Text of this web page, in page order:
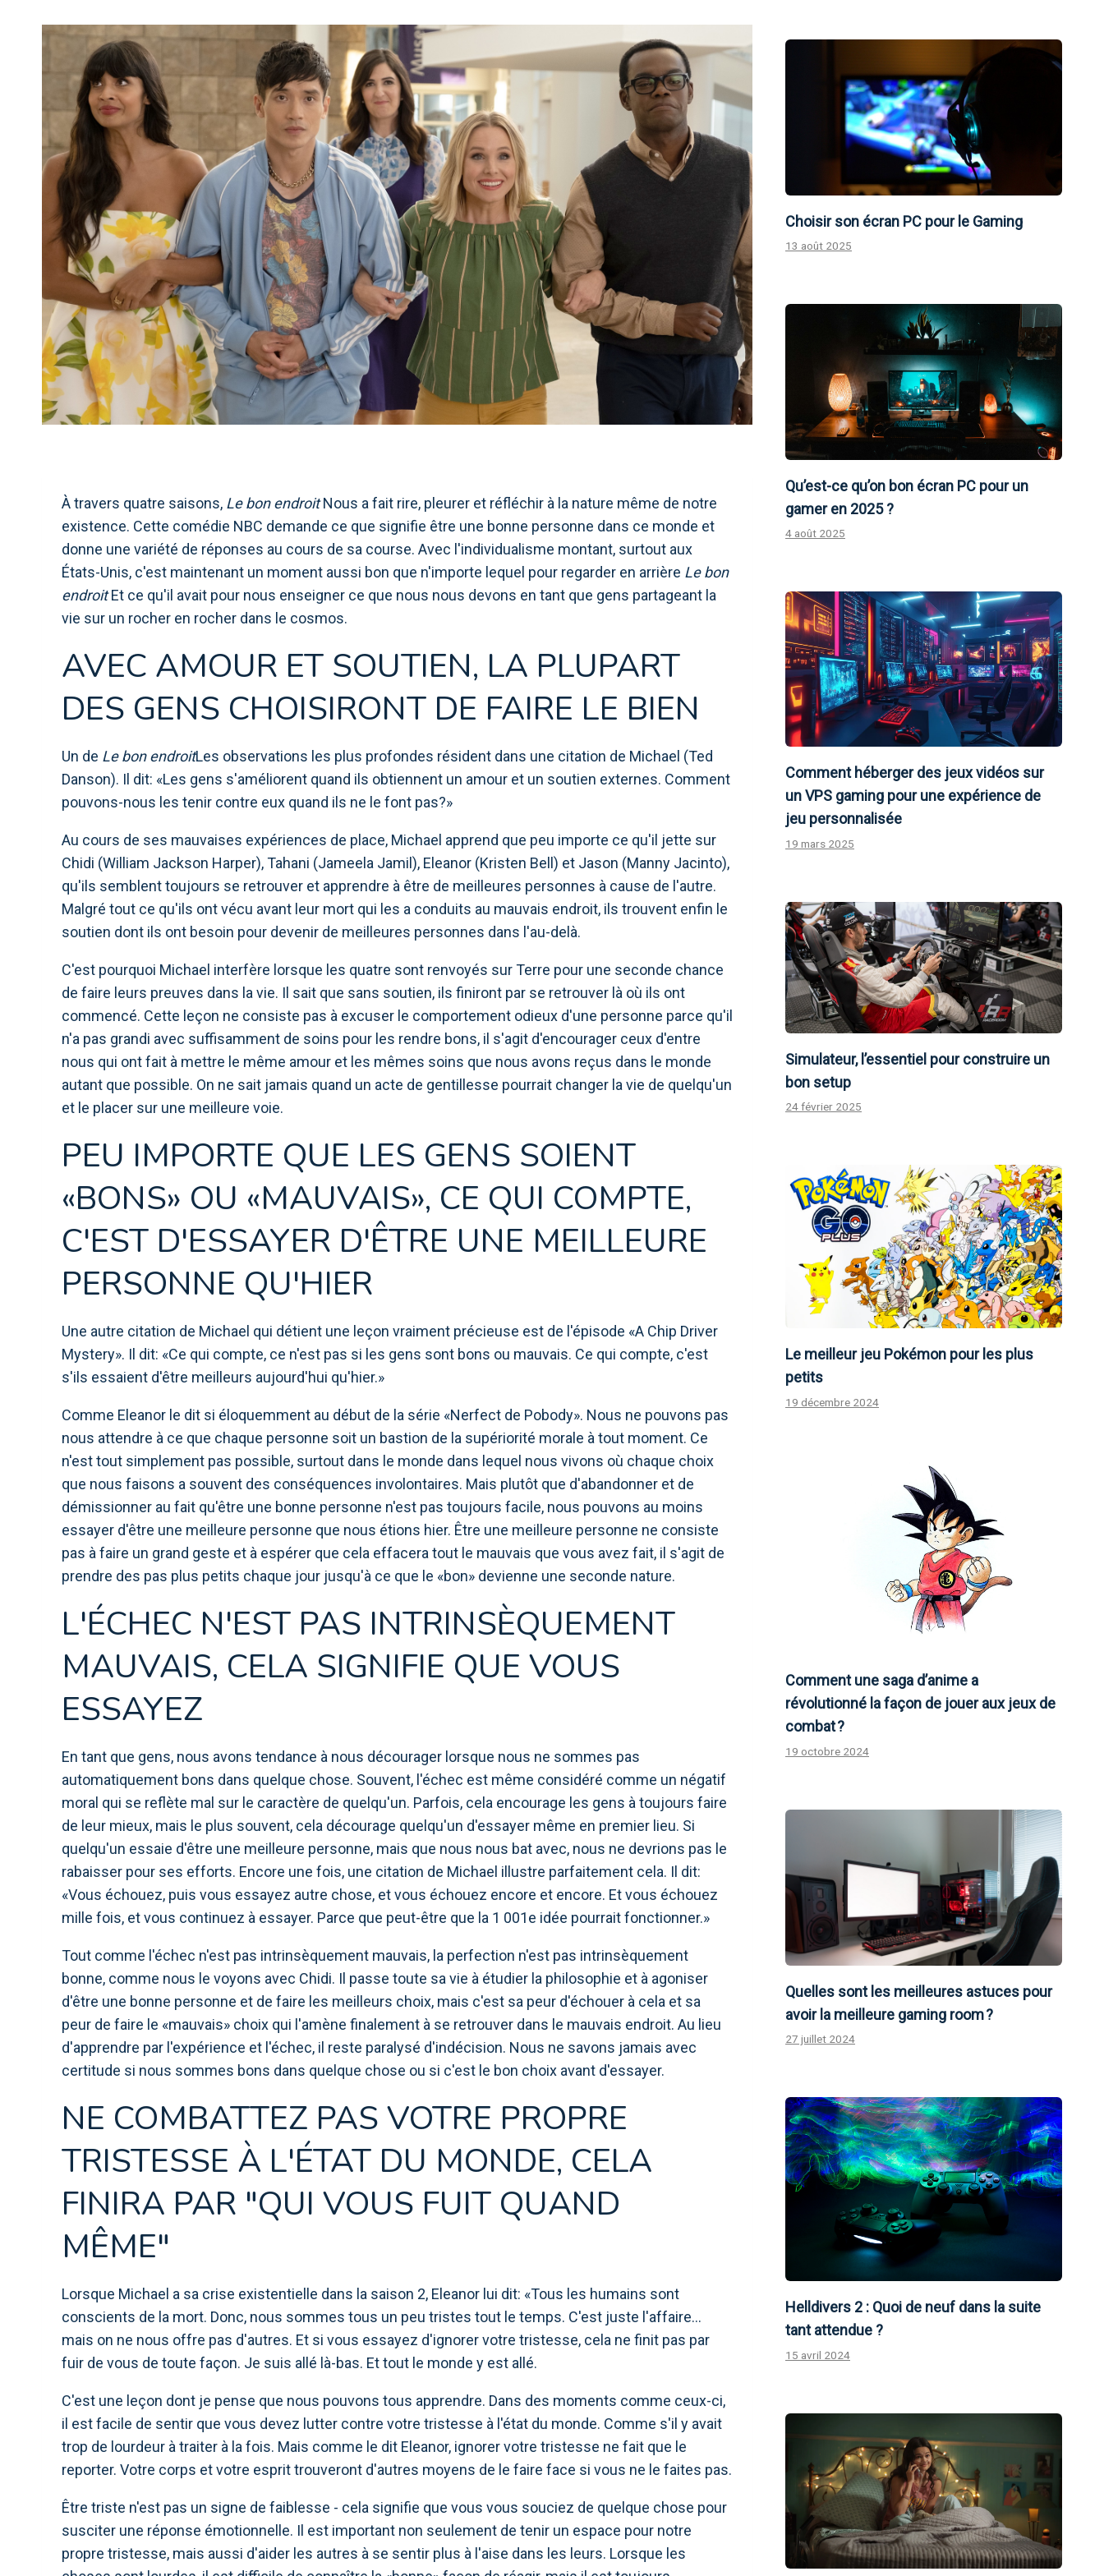
À travers quatre saisons, Le bon endroitNous a fait rire, pleurer et réfléchir à la nature même de notre
existence. Cette comédie NBC demande ce que signifie être une bonne personne dans ce monde et
donne une variété de réponses au cours de sa course. Avec l'individualisme montant, surtout aux
États-Unis, c'est maintenant un moment aussi bon que n'importe lequel pour regarder en arrière Le bon
endroitEt ce qu'il avait pour nous enseigner ce que nous nous devons en tant que gens partageant la
vie sur un rocher en rocher dans le cosmos.
AVEC AMOUR ET SOUTIEN, LA PLUPART
DES GENS CHOISIRONT DE FAIRE LE BIEN
Un de Le bon endroitLes observations les plus profondes résident dans une citation de Michael (Ted
Danson). Il dit: «Les gens s'améliorent quand ils obtiennent un amour et un soutien externes. Comment
pouvons-nous les tenir contre eux quand ils ne le font pas?»
Au cours de ses mauvaises expériences de place, Michael apprend que peu importe ce qu'il jette sur
Chidi (William Jackson Harper), Tahani (Jameela Jamil), Eleanor (Kristen Bell) et Jason (Manny Jacinto),
qu'ils semblent toujours se retrouver et apprendre à être de meilleures personnes à cause de l'autre.
Malgré tout ce qu'ils ont vécu avant leur mort qui les a conduits au mauvais endroit, ils trouvent enfin le
soutien dont ils ont besoin pour devenir de meilleures personnes dans l'au-delà.
C'est pourquoi Michael interfère lorsque les quatre sont renvoyés sur Terre pour une seconde chance
de faire leurs preuves dans la vie. Il sait que sans soutien, ils finiront par se retrouver là où ils ont
commencé. Cette leçon ne consiste pas à excuser le comportement odieux d'une personne parce qu'il
n'a pas grandi avec suffisamment de soins pour les rendre bons, il s'agit d'encourager ceux d'entre
nous qui ont fait à mettre le même amour et les mêmes soins que nous avons reçus dans le monde
autant que possible. On ne sait jamais quand un acte de gentillesse pourrait changer la vie de quelqu'un
et le placer sur une meilleure voie.
PEU IMPORTE QUE LES GENS SOIENT
«BONS» OU «MAUVAIS», CE QUI COMPTE,
C'EST D'ESSAYER D'ÊTRE UNE MEILLEURE
PERSONNE QU'HIER
Une autre citation de Michael qui détient une leçon vraiment précieuse est de l'épisode «A Chip Driver
Mystery». Il dit: «Ce qui compte, ce n'est pas si les gens sont bons ou mauvais. Ce qui compte, c'est
s'ils essaient d'être meilleurs aujourd'hui qu'hier.»
Comme Eleanor le dit si éloquemment au début de la série «Nerfect de Pobody». Nous ne pouvons pas
nous attendre à ce que chaque personne soit un bastion de la supériorité morale à tout moment. Ce
n'est tout simplement pas possible, surtout dans le monde dans lequel nous vivons où chaque choix
que nous faisons a souvent des conséquences involontaires. Mais plutôt que d'abandonner et de
démissionner au fait qu'être une bonne personne n'est pas toujours facile, nous pouvons au moins
essayer d'être une meilleure personne que nous étions hier. Être une meilleure personne ne consiste
pas à faire un grand geste et à espérer que cela effacera tout le mauvais que vous avez fait, il s'agit de
prendre des pas plus petits chaque jour jusqu'à ce que le «bon» devienne une seconde nature.
L'ÉCHEC N'EST PAS INTRINSÈQUEMENT
MAUVAIS, CELA SIGNIFIE QUE VOUS
ESSAYEZ
En tant que gens, nous avons tendance à nous décourager lorsque nous ne sommes pas
automatiquement bons dans quelque chose. Souvent, l'échec est même considéré comme un négatif
moral qui se reflète mal sur le caractère de quelqu'un. Parfois, cela encourage les gens à toujours faire
de leur mieux, mais le plus souvent, cela décourage quelqu'un d'essayer même en premier lieu. Si
quelqu'un essaie d'être une meilleure personne, mais que nous nous bat avec, nous ne devrions pas le
rabaisser pour ses efforts. Encore une fois, une citation de Michael illustre parfaitement cela. Il dit:
«Vous échouez, puis vous essayez autre chose, et vous échouez encore et encore. Et vous échouez
mille fois, et vous continuez à essayer. Parce que peut-être que la 1 001e idée pourrait fonctionner.»
Tout comme l'échec n'est pas intrinsèquement mauvais, la perfection n'est pas intrinsèquement
bonne, comme nous le voyons avec Chidi. Il passe toute sa vie à étudier la philosophie et à agoniser
d'être une bonne personne et de faire les meilleurs choix, mais c'est sa peur d'échouer à cela et sa
peur de faire le «mauvais» choix qui l'amène finalement à se retrouver dans le mauvais endroit. Au lieu
d'apprendre par l'expérience et l'échec, il reste paralysé d'indécision. Nous ne savons jamais avec
certitude si nous sommes bons dans quelque chose ou si c'est le bon choix avant d'essayer.
NE COMBATTEZ PAS VOTRE PROPRE
TRISTESSE À L'ÉTAT DU MONDE, CELA
FINIRA PAR "QUI VOUS FUIT QUAND
MÊME"
Lorsque Michael a sa crise existentielle dans la saison 2, Eleanor lui dit: «Tous les humains sont
conscients de la mort. Donc, nous sommes tous un peu tristes tout le temps. C'est juste l'affaire…
mais on ne nous offre pas d'autres. Et si vous essayez d'ignorer votre tristesse, cela ne finit pas par
fuir de vous de toute façon. Je suis allé là-bas. Et tout le monde y est allé.
C'est une leçon dont je pense que nous pouvons tous apprendre. Dans des moments comme ceux-ci,
il est facile de sentir que vous devez lutter contre votre tristesse à l'état du monde. Comme s'il y avait
trop de lourdeur à traiter à la fois. Mais comme le dit Eleanor, ignorer votre tristesse ne fait que le
reporter. Votre corps et votre esprit trouveront d'autres moyens de le faire face si vous ne le faites pas.
Être triste n'est pas un signe de faiblesse - cela signifie que vous vous souciez de quelque chose pour
susciter une réponse émotionnelle. Il est important non seulement de tenir un espace pour notre
propre tristesse, mais aussi d'aider les autres à se sentir plus à l'aise dans les leurs. Lorsque les
Choisir son écran PC pour le Gaming
13 août 2025
Qu’est-ce qu’on bon écran PC pour un
gamer en 2025 ?
4 août 2025
Comment héberger des jeux vidéos sur
un VPS gaming pour une expérience de
jeu personnalisée
19 mars 2025
Simulateur, l’essentiel pour construire un
bon setup
24 février 2025
Le meilleur jeu Pokémon pour les plus
petits
19 décembre 2024
Comment une saga d’anime a
révolutionné la façon de jouer aux jeux de
combat ?
19 octobre 2024
Quelles sont les meilleures astuces pour
avoir la meilleure gaming room ?
27 juillet 2024
Helldivers 2 : Quoi de neuf dans la suite
tant attendue ?
15 avril 2024